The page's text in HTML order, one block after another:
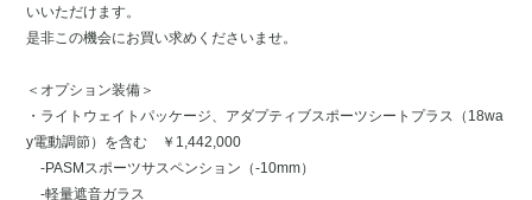
いいただけます。
是非この機会にお買い求めくださいませ。
＜オプション装備＞
・ライトウェイトパッケージ、アダプティブスポーツシートプラス（18wa
y電動調節）を含む ￥1,442,000
-PASMスポーツサスペンション（-10mm）
-軽量遮音ガラス